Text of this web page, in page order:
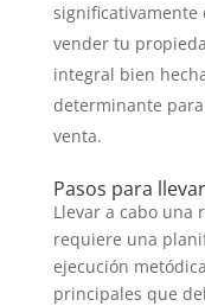
significativamente
vender tu
integral bien
determinante
venta.
Pasos para
Llevar a cabo una
requiere una
ejecución
principales que